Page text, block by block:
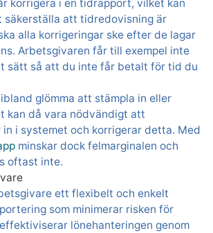
korrigera i en tidrapport, vilket kan
att tidredovisning är
alla korrigeringar ske efter de lagar
Arbetsgivaren får till exempel inte
sätt så att du inte får betalt för tid du
glömma att stämpla in eller
kan då vara nödvändigt att
i systemet och korrigerar detta. Med
minskar dock felmarginalen och
oftast inte.
ett flexibelt och enkelt
som minimerar risken för
lönehanteringen genom